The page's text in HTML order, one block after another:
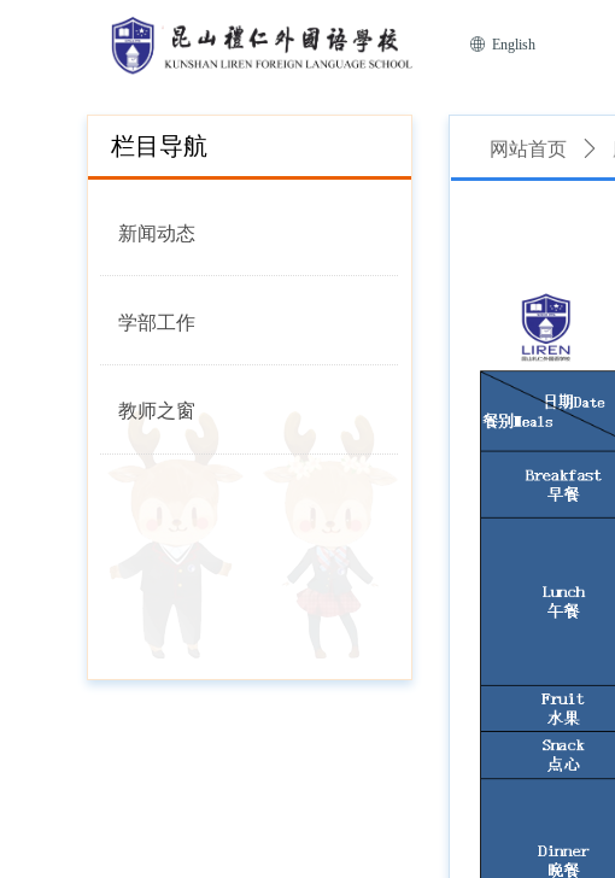
ꄓ English
栏目导航
新闻动态
学部工作
教师之窗
网站首页 ꄲ